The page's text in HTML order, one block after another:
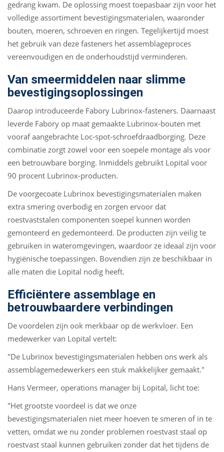
gedrang kwam. De oplossing moest toepasbaar zijn voor het
volledige assortiment bevestigingsmaterialen, waaronder
bouten, moeren, schroeven en ringen. Tegelijkertijd moest
het gebruik van deze fasteners het assemblageproces
vereenvoudigen en de onderhoudstijd verminderen.
Van smeermiddelen naar slimme
bevestigingsoplossingen
Daarop introduceerde Fabory Lubrinox-fasteners. Daarnaast
leverde Fabory op maat gemaakte Lubrinox-bouten met
vooraf aangebrachte Loc-spot-schroefdraadborging. Deze
combinatie zorgt zowel voor een soepele montage als voor
een betrouwbare borging. Inmiddels gebruikt Lopital voor
90 procent Lubrinox-producten.
De voorgecoate Lubrinox bevestigingsmaterialen maken
extra smering overbodig en zorgen ervoor dat
roestvaststalen componenten soepel kunnen worden
gemonteerd en gedemonteerd. De producten zijn veilig te
gebruiken in wateromgevingen, waardoor ze ideaal zijn voor
hygiënische toepassingen. Bovendien zijn ze beschikbaar in
alle maten die Lopital nodig heeft.
Efficiëntere assemblage en
betrouwbaardere verbindingen
De voordelen zijn ook merkbaar op de werkvloer. Een
medewerker van Lopital vertelt:
"De Lubrinox bevestigingsmaterialen hebben ons werk als
assemblagemedewerkers een stuk makkelijker gemaakt."
Hans Vermeer, operations manager bij Lopital, licht toe:
"Het grootste voordeel is dat we onze
bevestigingsmaterialen niet meer hoeven te smeren of in te
vetten, omdat we nu zonder problemen roestvast staal op
roestvast staal kunnen gebruiken zonder dat het tijdens de